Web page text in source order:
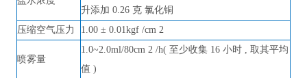
升添加 0.26 克 氯化铜
压缩空气压力
1.00 ± 0.01kgf /cm 2
喷雾量
1.0~2.0ml/80cm 2 /h( 至少收集 16 小时 , 取其平均
值 )